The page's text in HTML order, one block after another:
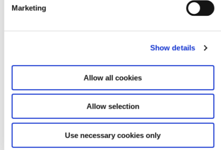
Marketing
Show details
Allow all cookies
Allow selection
Use necessary cookies only
A digital shrine. Beitrag 8